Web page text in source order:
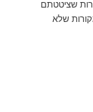
שציטטתם
שלא